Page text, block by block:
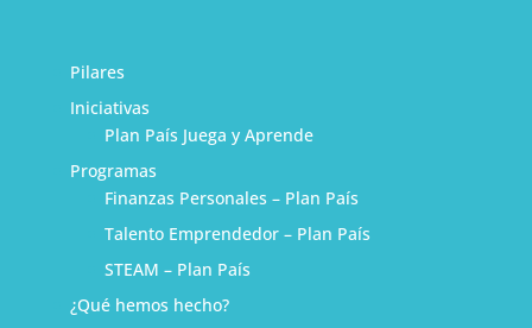
Pilares
Iniciativas
Plan País Juega y Aprende
Programas
Finanzas Personales – Plan País
Talento Emprendedor – Plan País
STEAM – Plan País
¿Qué hemos hecho?